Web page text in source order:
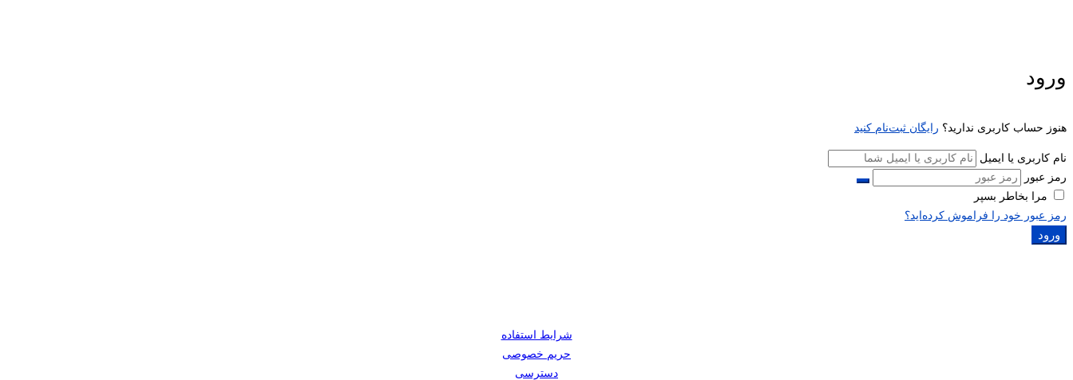
ورود
هنوز حساب کاربری ندارید؟ رایگان ثبت‌نام کنید
نام کاربری یا ایمیل
رمز عبور
مرا بخاطر بسپر
رمز عبور خود را فراموش کرده‌اید؟
ورود
شرایط استفاده
حریم خصوصی
دسترسی